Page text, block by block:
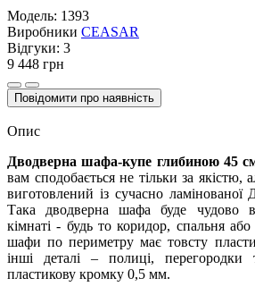
Модель: 1393
Виробники CEASAR
Відгуки: 3
9 448 грн
Повідомити про наявність
Опис
Дводверна шафа-купе глибиною 45
вам сподобається не тільки за якістю,
виготовлений із сучасно
Така дводверна шафа буде чудово
кімнаті - будь то коридор, спальня
шафи по периметру має товсту
інші деталі – полиці,
пластикову кромку 0,5 мм.